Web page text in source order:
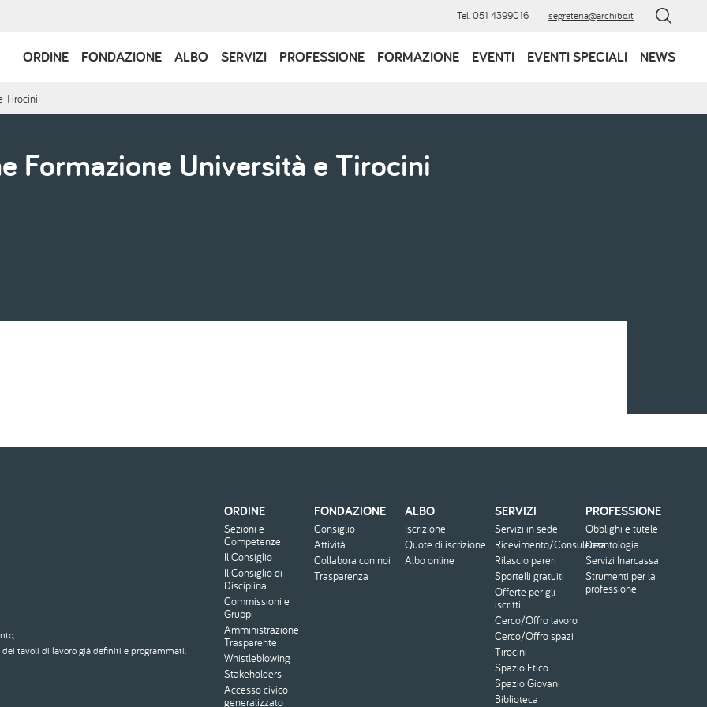
Tel. 051 4399016 segreteria@archibo.it
Navigazione
ORDINE FONDAZIONE ALBO SERVIZI PROFESSIONE FORMAZIONE EVENTI EVENTI SPECIALI NEWS
Tirocini
Formazione Università e Tirocini
tavoli di lavoro già definiti e programmati.
Menu
footer
ORDINE
Sezioni e
Competenze
Il Consiglio
Il Consiglio di
Disciplina
Commissioni e
Gruppi
Amministrazione
Trasparente
Whistleblowing
Stakeholders
Accesso civico
generalizzato
FONDAZIONE
Consiglio
Attività
Collabora con noi
Trasparenza
ALBO
Iscrizione
Quote di iscrizione
Albo online
SERVIZI
Servizi in sede
Ricevimento/Consulenza
Rilascio pareri
Sportelli gratuiti
Offerte per gli
iscritti
Cerco/Offro lavoro
Cerco/Offro spazi
Tirocini
Spazio Etico
Spazio Giovani
Biblioteca
PROFESSIONE
Obblighi e tutele
Deontologia
Servizi Inarcassa
Strumenti per la
professione